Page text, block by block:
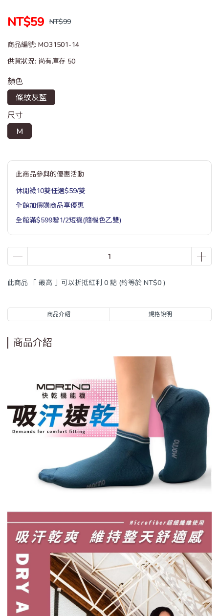
NT$59 NT$99
商品編號: MO31501-14
供貨狀況: 尚有庫存 50
顏色
條紋灰藍
尺寸
M
此商品參與的優惠活動
休閒襪10雙任選$59/雙
全館加價購商品享優惠
全館滿$599贈1/2短襪(隨機色乙雙)
此商品 「 最高 」可以折抵紅利 0 點 (約等於 NT$0 )
商品介紹 規格說明
商品介紹